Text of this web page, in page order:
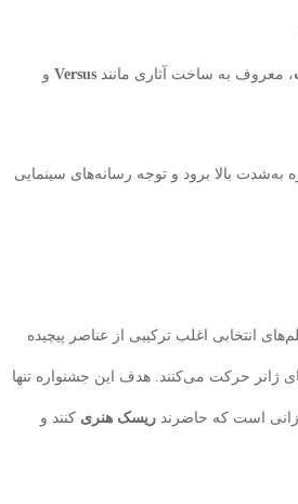
، معروف به ساخت آثاری مانند Versus و
به‌شدت بالا برود و توجه رسانه‌های سینمایی
انتخابی اغلب ترکیبی از عناصر پیچیده
ژانر حرکت می‌کنند. هدف این جشنواره تنها
است که حاضرند ریسک هنری کنند و